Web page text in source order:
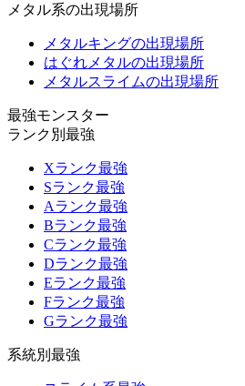
メタル系の出現場所
メタルキングの出現場所
はぐれメタルの出現場所
メタルスライムの出現場所
最強モンスター
ランク別最強
Xランク最強
Sランク最強
Aランク最強
Bランク最強
Cランク最強
Dランク最強
Eランク最強
Fランク最強
Gランク最強
系統別最強